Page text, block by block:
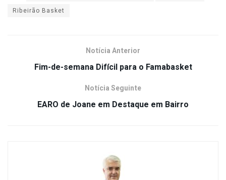
Ribeirão Basket
Notícia Anterior
Fim-de-semana Difícil para o Famabasket
Notícia Seguinte
EARO de Joane em Destaque em Bairro